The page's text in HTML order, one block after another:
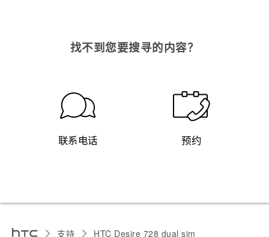
找不到您要搜寻的内容？
联系电话 预约
支持 HTC Desire 728 dual sim‎